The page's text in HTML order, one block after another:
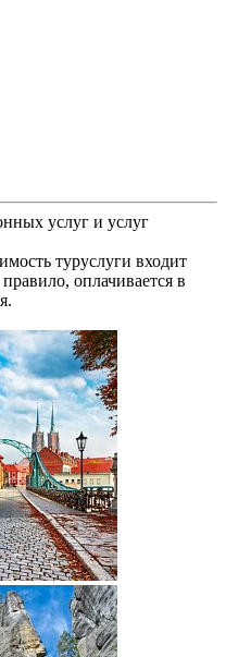
услуг и услуг
туруслуги входит
оплачивается в